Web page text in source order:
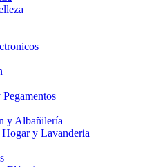
y Albañilería
y Lavanderia